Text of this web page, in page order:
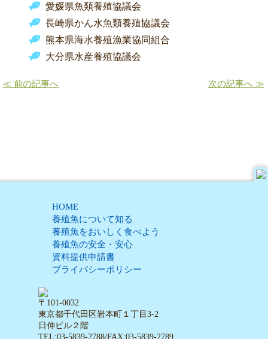
愛媛県魚類養殖協議会
長崎県かん水魚類養殖協議会
熊本県海水養殖漁業協同組合
大分県水産養殖協議会
≪ 前の記事へ 次の記事へ ≫
HOME
養殖魚について知る
養殖魚をおいしく食べよう
養殖魚の安全・安心
資料提供申請書
プライバシーポリシー
〒101-0032
東京都千代田区岩本町１丁目3-2
日伸ビル２階
TEL:03-5839-2788/FAX:03-5839-2789